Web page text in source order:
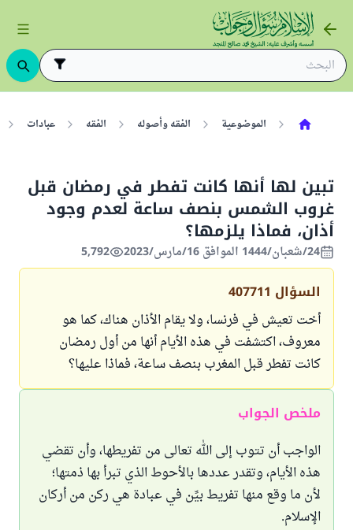
الموضوعية الفقه وأصوله الفقه عبادات
تبين لها أنها كانت تفطر في رمضان قبل
غروب الشمس بنصف ساعة لعدم وجود
أذان، فماذا يلزمها؟
24/شعبان/1444 الموافق 16/مارس/2023 5,792
السؤال 407711
أخت تعيش في فرنسا، ولا يقام الأذان هناك، كما هو
معروف، اكتشفت في هذه الأيام أنها من أول رمضان
كانت تفطر قبل المغرب بنصف ساعة، فماذا عليها؟
ملخص الجواب
الواجب أن تتوب إلى الله تعالى من تفريطها، وأن تقضي
هذه الأيام، وتقدر عددها بالأحوط الذي تبرأ بها ذمتها؛
لأن ما وقع منها تفريط بيِّن في عبادة هي ركن من أركان
الإسلام.